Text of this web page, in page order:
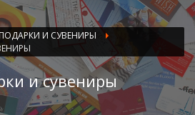
ПОДАРКИ И СУВЕНИРЫ
и сувениры